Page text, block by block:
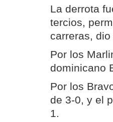
La derrota
tercios,
carreras,
Por los
dominicano
Por los
de 3-0, y el
1.